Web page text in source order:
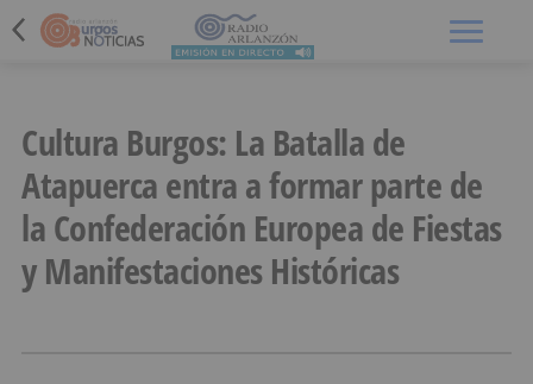
Cultura Burgos: La Batalla de
Atapuerca entra a formar parte de
la Confederación Europea de Fiestas
y Manifestaciones Históricas